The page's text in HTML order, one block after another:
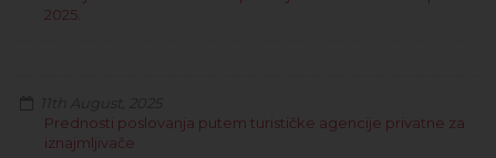
2025.
Prednosti poslovanja putem turističke agencije privatne za
iznajmljivače